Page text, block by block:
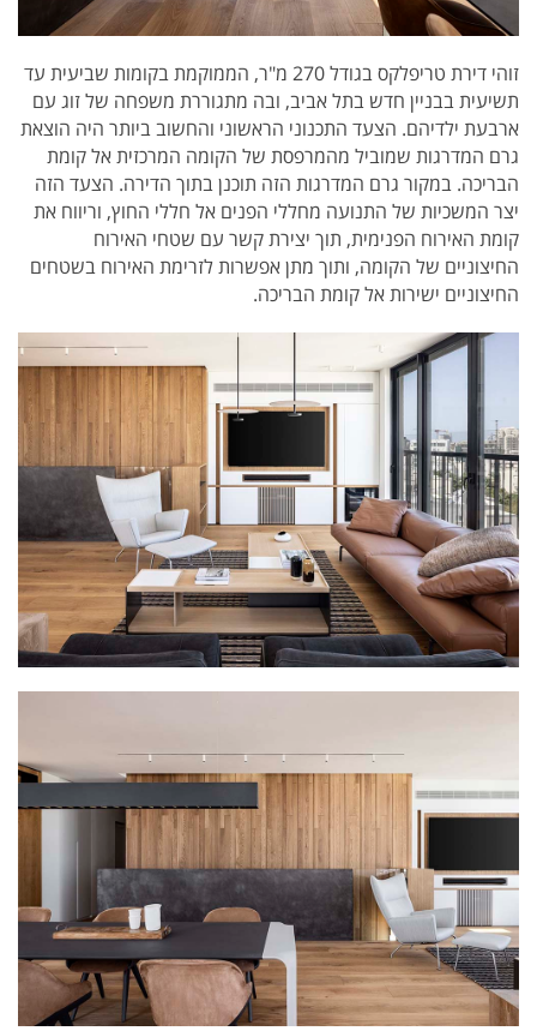
זוהי דירת טריפלקס בגודל 270 מ"ר, הממוקמת בקומות שביעית עד
תשיעית בבניין חדש בתל אביב, ובה מתגוררת משפחה של זוג עם
ארבעת ילדיהם. הצעד התכנוני הראשוני והחשוב ביותר היה הוצאת
גרם המדרגות שמוביל מהמרפסת של הקומה המרכזית אל קומת
הבריכה. במקור גרם המדרגות הזה תוכנן בתוך הדירה. הצעד הזה
יצר המשכיות של התנועה מחללי הפנים אל חללי החוץ, וריווח את
קומת האירוח הפנימית, תוך יצירת קשר עם שטחי האירוח
החיצוניים של הקומה, ותוך מתן אפשרות לזרימת האירוח בשטחים
החיצוניים ישירות אל קומת הבריכה.